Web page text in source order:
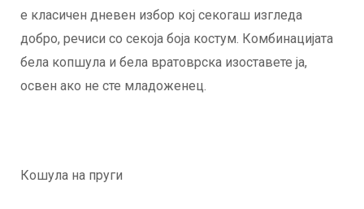
е класичен дневен избор кој секогаш изгледа
добро, речиси со секоја боја костум. Комбинацијата
бела копшула и бела вратоврска изоставете ја,
освен ако не сте младоженец.
Кошула на пруги